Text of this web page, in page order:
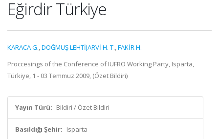
Eğirdir Türkiye
KARACA G.,DOĞMUŞ LEHTİJARVİ H. T.,FAKİR H.
Proccesings of the Conference of IUFRO Working Party, Isparta,
Türkiye, 1 - 03 Temmuz 2009, (Özet Bildiri)
Yayın Türü: Bildiri / Özet Bildiri
Basıldığı Şehir: Isparta